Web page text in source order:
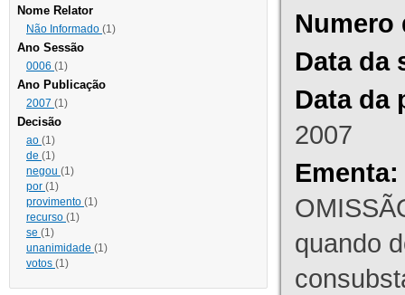
Nome Relator
Não Informado (1)
Ano Sessão
0006 (1)
Ano Publicação
2007 (1)
Decisão
ao (1)
de (1)
negou (1)
por (1)
provimento (1)
recurso (1)
se (1)
unanimidade (1)
votos (1)
Numero
Data da
Data da
2007
Ementa:
quando